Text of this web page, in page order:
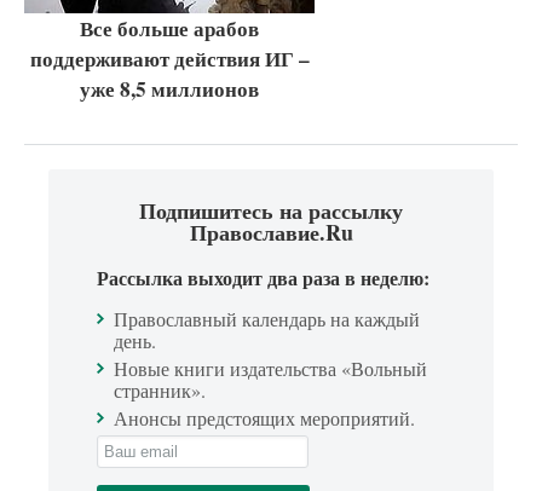
Все больше арабов
поддерживают действия ИГ –
уже 8,5 миллионов
Подпишитесь на рассылку
Православие.Ru
Рассылка выходит два раза в неделю:
Православный календарь на каждый
день.
Новые книги издательства «Вольный
странник».
Анонсы предстоящих мероприятий.